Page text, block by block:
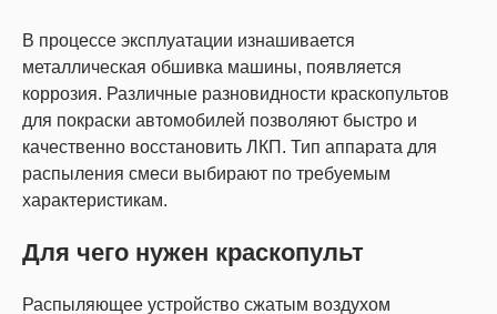
В процессе эксплуатации изнашивается
металлическая обшивка машины, появляется
коррозия. Различные разновидности краскопультов
для покраски автомобилей позволяют быстро и
качественно восстановить ЛКП. Тип аппарата для
распыления смеси выбирают по требуемым
характеристикам.
Для чего нужен краскопульт
Распыляющее устройство сжатым воздухом